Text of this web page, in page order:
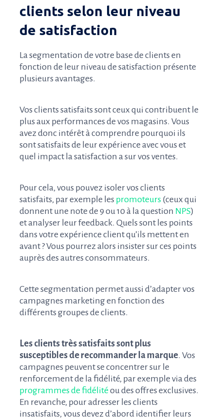
clients selon leur niveau
de satisfaction
La segmentation de votre base de clients en
fonction de leur niveau de satisfaction présente
plusieurs avantages.
Vos clients satisfaits sont ceux qui contribuent le
plus aux performances de vos magasins. Vous
avez donc intérêt à comprendre pourquoi ils
sont satisfaits de leur expérience avec vous et
quel impact la satisfaction a sur vos ventes.
Pour cela, vous pouvez isoler vos clients
satisfaits, par exemple les promoteurs (ceux qui
donnent une note de 9 ou 10 à la question NPS)
et analyser leur feedback. Quels sont les points
dans votre expérience client qu’ils mettent en
avant ? Vous pourrez alors insister sur ces points
auprès des autres consommateurs.
Cette segmentation permet aussi d’adapter vos
campagnes marketing en fonction des
différents groupes de clients.
Les clients très satisfaits sont plus
susceptibles de recommander la marque. Vos
campagnes peuvent se concentrer sur le
renforcement de la fidélité, par exemple via des
programmes de fidélitéou des offres exclusives.
En revanche, pour adresser les clients
insatisfaits, vous devez d’abord identifier leurs